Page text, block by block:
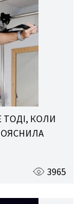
ТОДІ, КОЛИ
3965